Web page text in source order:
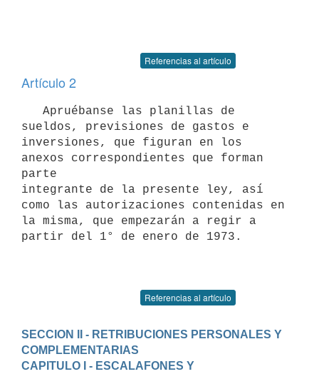
Referencias al artículo
Artículo 2
sueldos, previsiones de gastos e
inversiones, que figuran en los
anexos correspondientes que forman
parte
integrante de la presente ley, así
como las autorizaciones contenidas en
la misma, que empezarán a regir a
partir del 1° de enero de 1973.
Referencias al artículo
SECCION II - RETRIBUCIONES PERSONALES Y
COMPLEMENTARIAS
CAPITULO I - ESCALAFONES Y